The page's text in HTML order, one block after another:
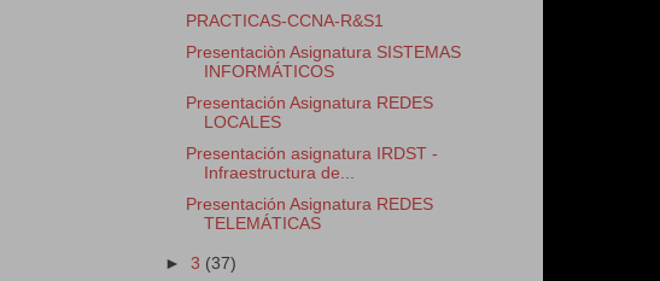
PRACTICAS-CCNA-R&S1
Presentaciòn Asignatura SISTEMAS
INFORMÁTICOS
Presentación Asignatura REDES
LOCALES
Presentación asignatura IRDST -
Infraestructura de...
Presentación Asignatura REDES
TELEMÁTICAS
►3 (37)